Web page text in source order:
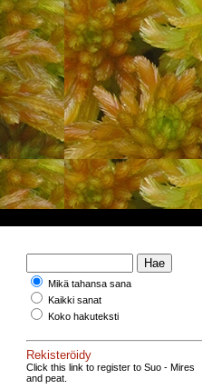
Mikä tahansa sana
Kaikki sanat
Koko hakuteksti
Rekisteröidy
Click this link to register to Suo - Mires
and peat.